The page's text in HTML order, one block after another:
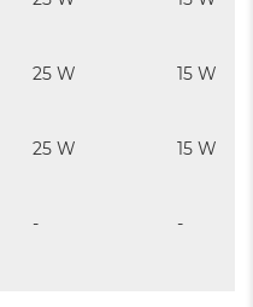
25 W 15 W
25 W 15 W
- -